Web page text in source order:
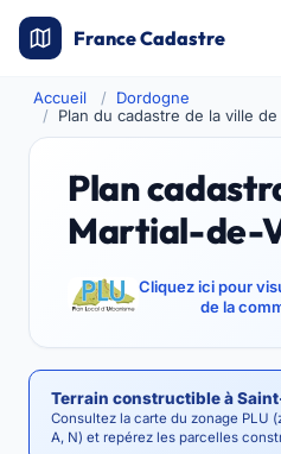
France Cadastre
Accueil
Dordogne
Plan du cadastre de la ville
Plan
Martial-de-
Cliquez ici pour
de la
Terrain constructible à
Consultez la carte du zonage PLU
A, N) et repérez les parcelles